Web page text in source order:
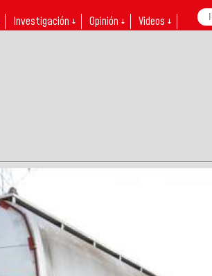
Investigación ↓ Opinión ↓ Videos ↓